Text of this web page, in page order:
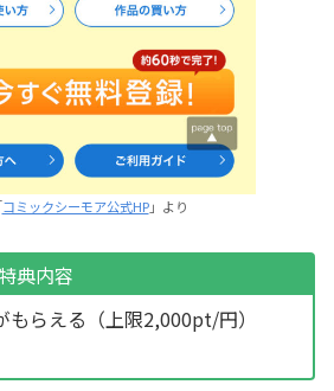
コミックシーモア公式HP」より
典内容
もらえる（上限2,000pt/円）